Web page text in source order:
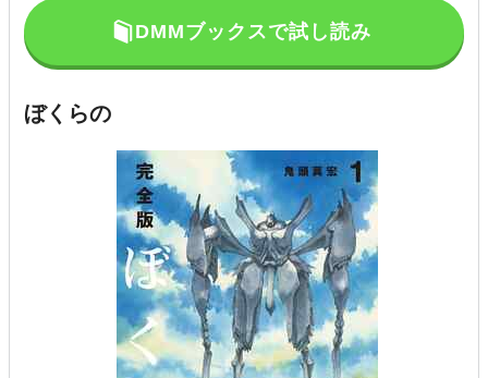
DMMブックスで試し読み
ぼくらの